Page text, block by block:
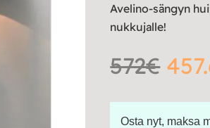
Avelino-sängyn
nukkujalle!
572€
Osta nyt, maksa